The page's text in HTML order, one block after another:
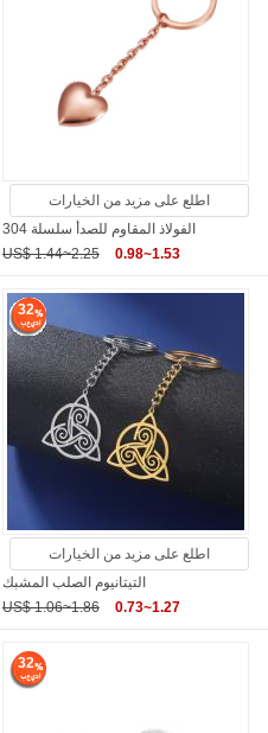
اطلع على مزيد من الخيارات
304 الفولاذ المقاوم للصدأ سلسلة
US$ 1.44~2.25
0.98~1.53
32
اطلع على مزيد من الخيارات
التيتانيوم الصلب المشبك
US$ 1.06~1.86
0.73~1.27
32